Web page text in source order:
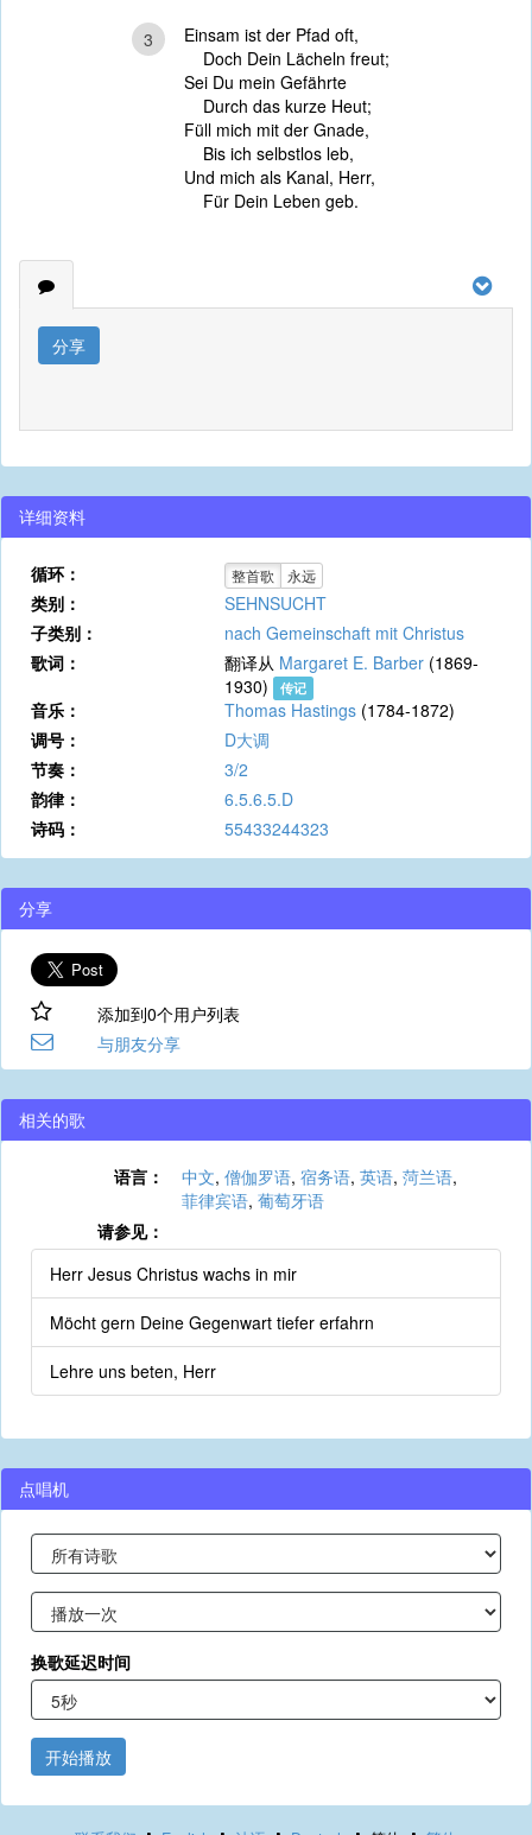
3
Einsam ist der Pfad oft,
Doch Dein Lächeln freut;
Sei Du mein Gefährte
Durch das kurze Heut;
Füll mich mit der Gnade,
Bis ich selbstlos leb,
Und mich als Kanal, Herr,
Für Dein Leben geb.
分享
详细资料
循环： 整首歌 永远
类别：
SEHNSUCHT
子类别：
nach Gemeinschaft mit Christus
歌词：
翻译从 Margaret E. Barber (1869-
1930)
传记
音乐： Thomas Hastings (1784-1872)
调号：
D大调
节奏：
3/2
韵律：
6.5.6.5.D
诗码：
55433244323
分享
添加到0个用户列表
与朋友分享
相关的歌
语言： 中文, 僧伽罗语, 宿务语, 英语, 菏兰语,
菲律宾语, 葡萄牙语
请参见：
Herr Jesus Christus wachs in mir
Möcht gern Deine Gegenwart tiefer erfahrn
Lehre uns beten, Herr
点唱机
换歌延迟时间
开始播放